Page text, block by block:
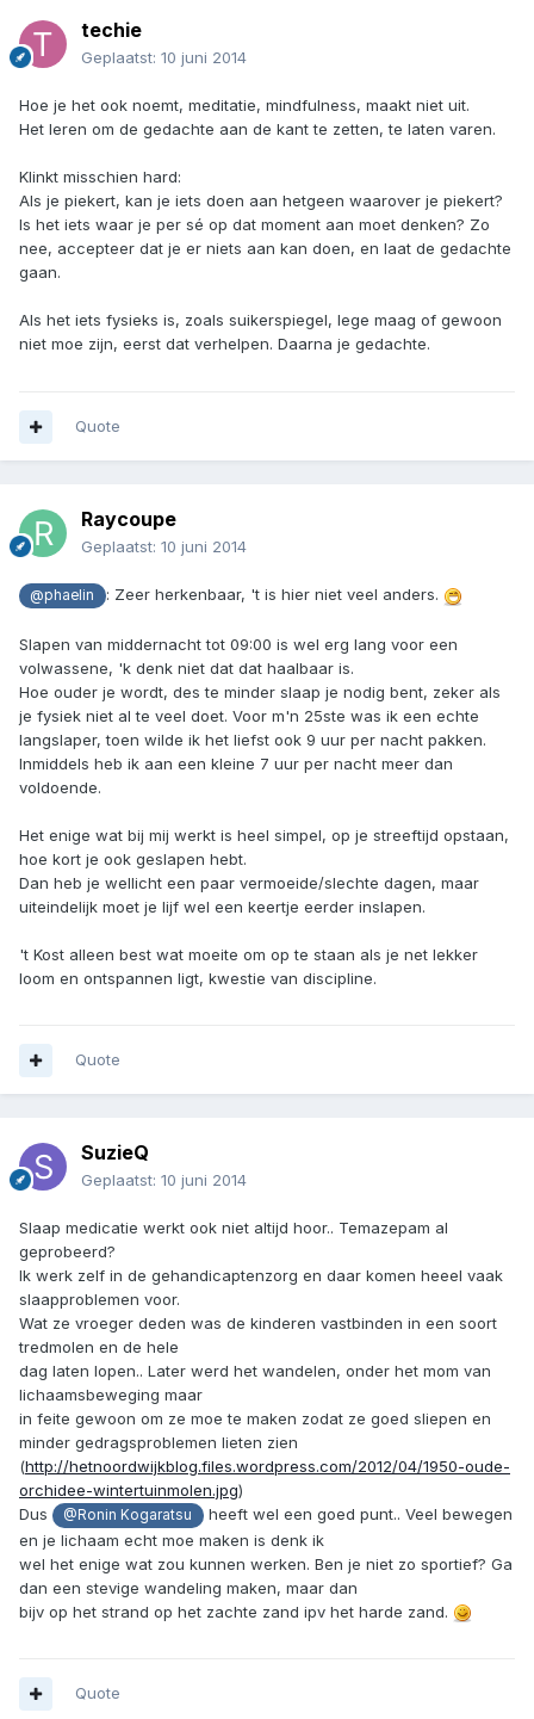
techie
Geplaatst: 10 juni 2014
Hoe je het ook noemt, meditatie, mindfulness, maakt niet uit.
Het leren om de gedachte aan de kant te zetten, te laten varen.
Klinkt misschien hard:
Als je piekert, kan je iets doen aan hetgeen waarover je piekert?
Is het iets waar je per sé op dat moment aan moet denken? Zo
nee, accepteer dat je er niets aan kan doen, en laat de gedachte
gaan.
Als het iets fysieks is, zoals suikerspiegel, lege maag of gewoon
niet moe zijn, eerst dat verhelpen. Daarna je gedachte.
Quote
Raycoupe
Geplaatst: 10 juni 2014
@phaelin : Zeer herkenbaar, 't is hier niet veel anders.
Slapen van middernacht tot 09:00 is wel erg lang voor een
volwassene, 'k denk niet dat dat haalbaar is.
Hoe ouder je wordt, des te minder slaap je nodig bent, zeker als
je fysiek niet al te veel doet. Voor m'n 25ste was ik een echte
langslaper, toen wilde ik het liefst ook 9 uur per nacht pakken.
Inmiddels heb ik aan een kleine 7 uur per nacht meer dan
voldoende.
Het enige wat bij mij werkt is heel simpel, op je streeftijd opstaan,
hoe kort je ook geslapen hebt.
Dan heb je wellicht een paar vermoeide/slechte dagen, maar
uiteindelijk moet je lijf wel een keertje eerder inslapen.
't Kost alleen best wat moeite om op te staan als je net lekker
loom en ontspannen ligt, kwestie van discipline.
Quote
SuzieQ
Geplaatst: 10 juni 2014
Slaap medicatie werkt ook niet altijd hoor.. Temazepam al
geprobeerd?
Ik werk zelf in de gehandicaptenzorg en daar komen heeel vaak
slaapproblemen voor.
Wat ze vroeger deden was de kinderen vastbinden in een soort
tredmolen en de hele
dag laten lopen.. Later werd het wandelen, onder het mom van
lichaamsbeweging maar
in feite gewoon om ze moe te maken zodat ze goed sliepen en
minder gedragsproblemen lieten zien
(http://hetnoordwijkblog.files.wordpress.com/2012/04/1950-oude-
orchidee-wintertuinmolen.jpg)
Dus
@Ronin Kogaratsu
heeft wel een goed punt.. Veel bewegen
en je lichaam echt moe maken is denk ik
wel het enige wat zou kunnen werken. Ben je niet zo sportief? Ga
dan een stevige wandeling maken, maar dan
bijv op het strand op het zachte zand ipv het harde zand.
Quote